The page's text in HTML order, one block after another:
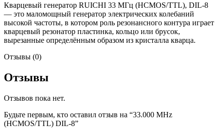
Кварцевый генератор RUICHI 33 МГц (HCMOS/TTL), DIL-8
— это маломощный генератор электрических колебаний
высокой частоты, в котором роль резонансного контура играет
кварцевый резонатор пластинка, кольцо или брусок,
вырезанные определённым образом из кристалла кварца.
Отзывы (0)
Отзывы
Отзывов пока нет.
Будьте первым, кто оставил отзыв на “33.000 MHz
(HCMOS/TTL) DIL-8”